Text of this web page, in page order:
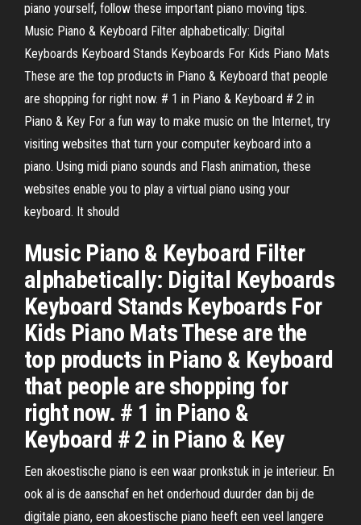
piano yourself, follow these important piano moving tips.
Music Piano & Keyboard Filter alphabetically: Digital
Keyboards Keyboard Stands Keyboards For Kids Piano Mats
These are the top products in Piano & Keyboard that people
are shopping for right now. # 1 in Piano & Keyboard # 2 in
Piano & Key For a fun way to make music on the Internet, try
visiting websites that turn your computer keyboard into a
piano. Using midi piano sounds and Flash animation, these
websites enable you to play a virtual piano using your
keyboard. It should
Music Piano & Keyboard Filter
alphabetically: Digital Keyboards
Keyboard Stands Keyboards For
Kids Piano Mats These are the
top products in Piano & Keyboard
that people are shopping for
right now. # 1 in Piano &
Keyboard # 2 in Piano & Key
Een akoestische piano is een waar pronkstuk in je interieur. En
ook al is de aanschaf en het onderhoud duurder dan bij de
digitale piano, een akoestische piano heeft een veel langere